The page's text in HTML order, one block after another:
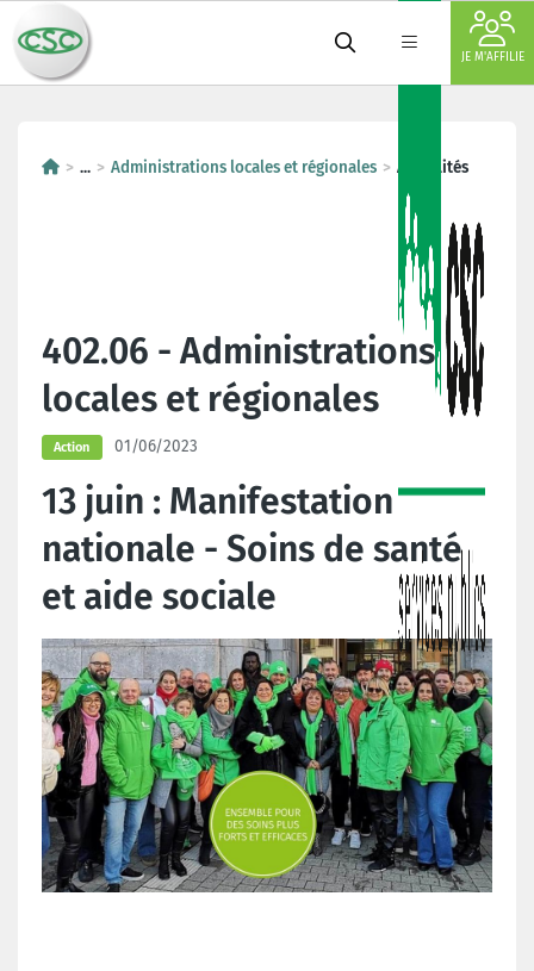
JE M'AFFILIE
... Administrations locales et régionales Actualités
402.06 - Administrations
locales et régionales
Action 01/06/2023
13 juin : Manifestation
nationale - Soins de santé
et aide sociale